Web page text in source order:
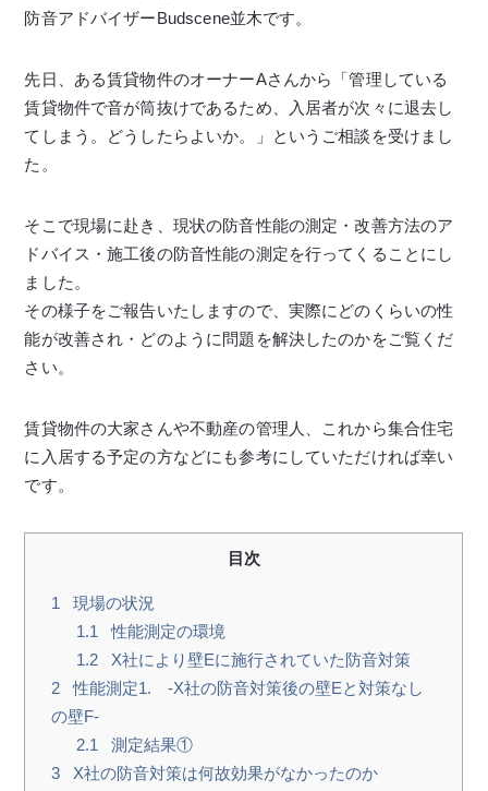
防音アドバイザーBudscene並木です。
先日、ある賃貸物件のオーナーAさんから「管理している
賃貸物件で音が筒抜けであるため、入居者が次々に退去し
てしまう。どうしたらよいか。」というご相談を受けまし
た。
そこで現場に赴き、現状の防音性能の測定・改善方法のア
ドバイス・施工後の防音性能の測定を行ってくることにし
ました。
その様子をご報告いたしますので、実際にどのくらいの性
能が改善され・どのように問題を解決したのかをご覧くだ
さい。
賃貸物件の大家さんや不動産の管理人、これから集合住宅
に入居する予定の方などにも参考にしていただければ幸い
です。
目次
1
現場の状況
1.1
性能測定の環境
1.2
X社により壁Eに施行されていた防音対策
2
性能測定1. -X社の防音対策後の壁Eと対策なし
の壁F-
2.1
測定結果①
3
X社の防音対策は何故効果がなかったのか